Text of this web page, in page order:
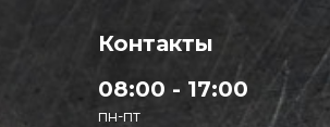
Контакты
08:00 - 17:00
пн-пт